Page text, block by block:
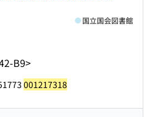
B9>
国立国会図書館
001217318